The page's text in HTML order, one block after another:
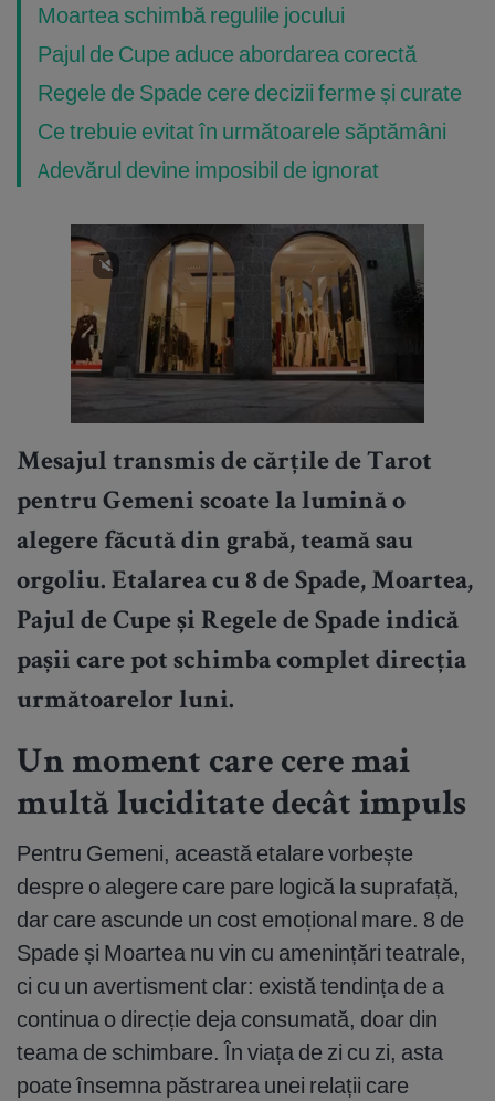
Moartea schimbă regulile jocului
Pajul de Cupe aduce abordarea corectă
Regele de Spade cere decizii ferme și curate
Ce trebuie evitat în următoarele săptămâni
Adevărul devine imposibil de ignorat
Mesajul transmis de cărțile de Tarot
pentru Gemeni scoate la lumină o
alegere făcută din grabă, teamă sau
orgoliu. Etalarea cu 8 de Spade, Moartea,
Pajul de Cupe și Regele de Spade indică
pașii care pot schimba complet direcția
următoarelor luni.
Un moment care cere mai
multă luciditate decât impuls
Pentru Gemeni, această etalare vorbește
despre o alegere care pare logică la suprafață,
dar care ascunde un cost emoțional mare. 8 de
Spade și Moartea nu vin cu amenințări teatrale,
ci cu un avertisment clar: există tendința de a
continua o direcție deja consumată, doar din
teama de schimbare. În viața de zi cu zi, asta
poate însemna păstrarea unei relații care